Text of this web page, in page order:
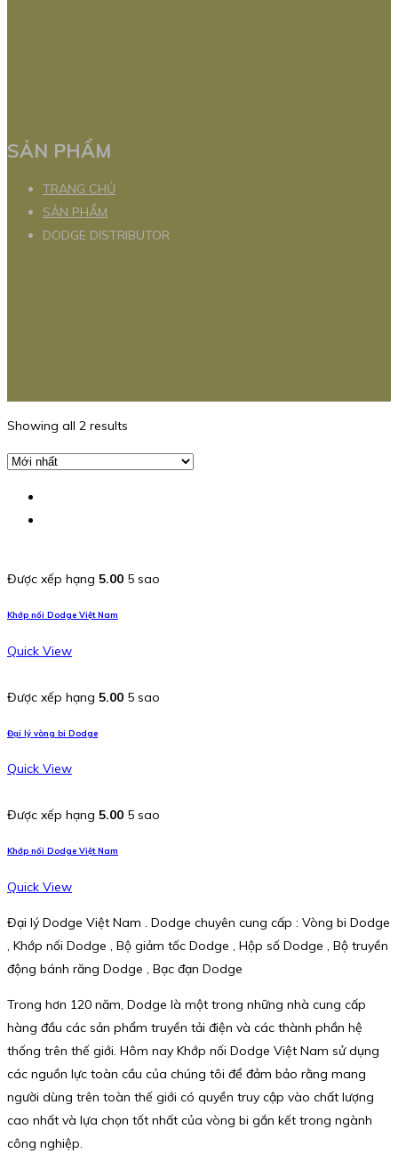
SẢN PHẨM
TRANG CHỦ
SẢN PHẨM
DODGE DISTRIBUTOR
Showing all 2 results
Được xếp hạng 5.00 5 sao
Khớp nối Dodge Việt Nam
Quick View
Được xếp hạng 5.00 5 sao
Đại lý vòng bi Dodge
Quick View
Được xếp hạng 5.00 5 sao
Khớp nối Dodge Việt Nam
Quick View
Đại lý Dodge Việt Nam . Dodge chuyên cung cấp : Vòng bi Dodge
, Khớp nối Dodge , Bộ giảm tốc Dodge , Hộp số Dodge , Bộ truyền
động bánh răng Dodge , Bạc đạn Dodge
Trong hơn 120 năm, Dodge là một trong những nhà cung cấp
hàng đầu các sản phẩm truyền tải điện và các thành phần hệ
thống trên thế giới. Hôm nay Khớp nối Dodge Việt Nam sử dụng
các nguồn lực toàn cầu của chúng tôi để đảm bảo rằng mang
người dùng trên toàn thế giới có quyền truy cập vào chất lượng
cao nhất và lựa chọn tốt nhất của vòng bi gắn kết trong ngành
công nghiệp.